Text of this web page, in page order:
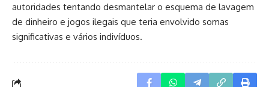
autoridades tentando desmantelar o esquema de lavagem
de dinheiro e jogos ilegais que teria envolvido somas
significativas e vários indivíduos.